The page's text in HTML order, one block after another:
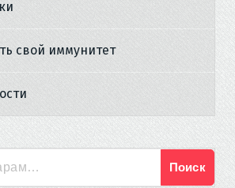
свой иммунитет
Поиск